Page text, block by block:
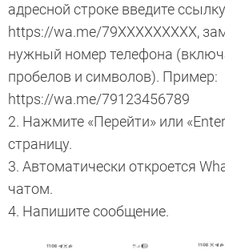
адресной строке введите
https://wa.me/79XXXXXXXXX,
нужный номер телефона
пробелов и символов). Пример:
https://wa.me/79123456789
2. Нажмите «Перейти» или
страницу.
3. Автоматически откроется
чатом.
4. Напишите сообщение.